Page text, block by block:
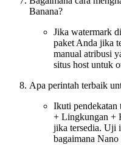
Banana?
Jika watermark
paket Anda jika
manual atribusi
situs host untuk
Apa perintah terbaik
Ikuti pendekatan
+ Lingkungan +
jika tersedia. Uji
bagaimana Nano